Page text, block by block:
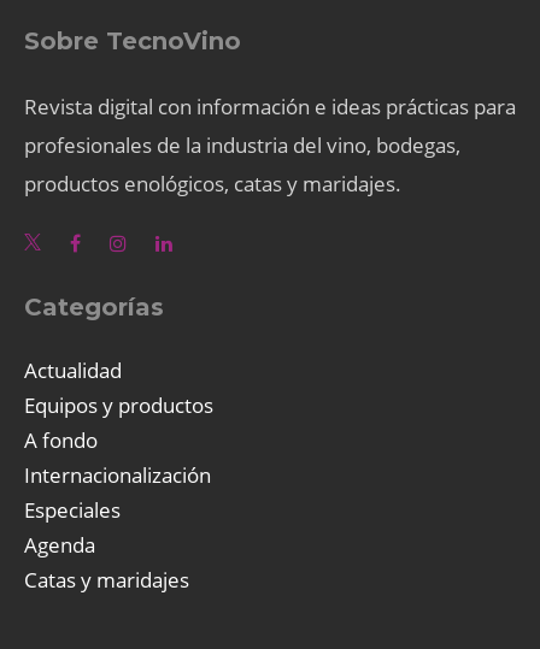
Sobre TecnoVino
Revista digital con información e ideas prácticas para
profesionales de la industria del vino, bodegas,
productos enológicos, catas y maridajes.
Categorías
Actualidad
Equipos y productos
A fondo
Internacionalización
Especiales
Agenda
Catas y maridajes